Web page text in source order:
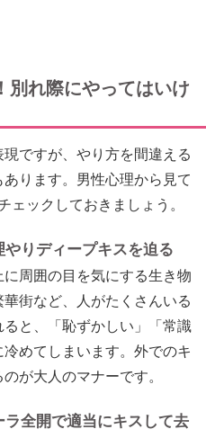
別れ際にやってはいけ
ですが、やり方を間違える
ります。男性心理から見て
ェックしておきましょう。
りディープキスを迫る
周囲の目を気にする生き物
街など、人がたくさんいる
と、「恥ずかしい」「常識
めてしまいます。外でのキ
が大人のマナーです。
全開で適当にキスして去